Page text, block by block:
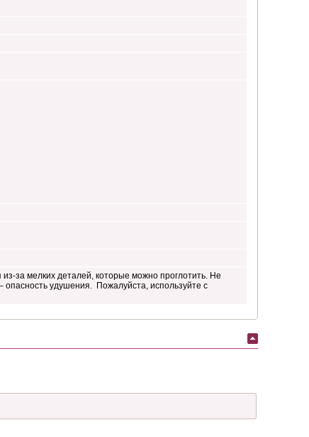
за мелких деталей, которые можно проглотить. Не
опасность удушения. Пожалуйста, используйте с